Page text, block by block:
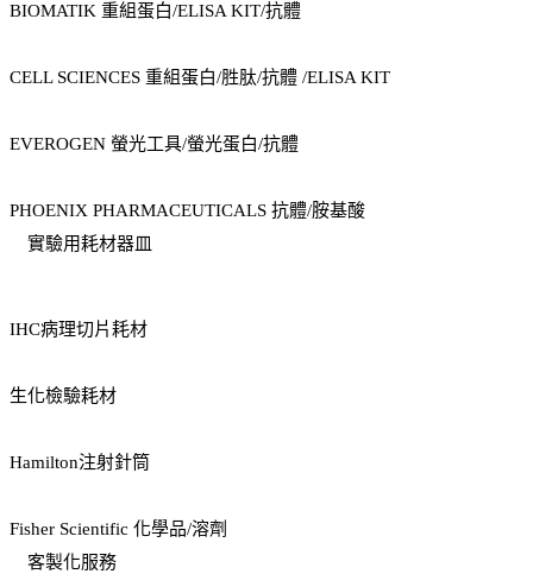
BIOMATIK 重組蛋白/ELISA KIT/抗體
CELL SCIENCES 重組蛋白/胜肽/抗體 /ELISA KIT
EVEROGEN 螢光工具/螢光蛋白/抗體
PHOENIX PHARMACEUTICALS 抗體/胺基酸
實驗用耗材器皿
IHC病理切片耗材
生化檢驗耗材
Hamilton注射針筒
Fisher Scientific 化學品/溶劑
客製化服務